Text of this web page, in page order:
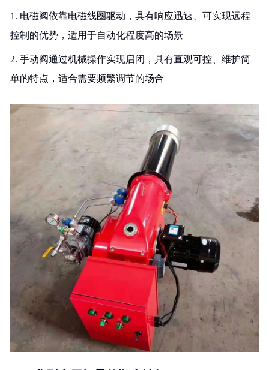
1. 电磁阀依靠电磁线圈驱动，具有响应迅速、可实现远程
控制的优势，适用于自动化程度高的场景
2. 手动阀通过机械操作实现启闭，具有直观可控、维护简
单的特点，适合需要频繁调节的场合